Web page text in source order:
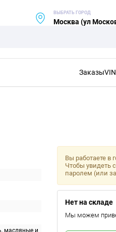
ВЫБРАТЬ ГОРОД
Москва (ул
Заказы
масляные и
Вы работаете в
Чтобы увидеть
паролем (или
Нет на складе
Мы можем